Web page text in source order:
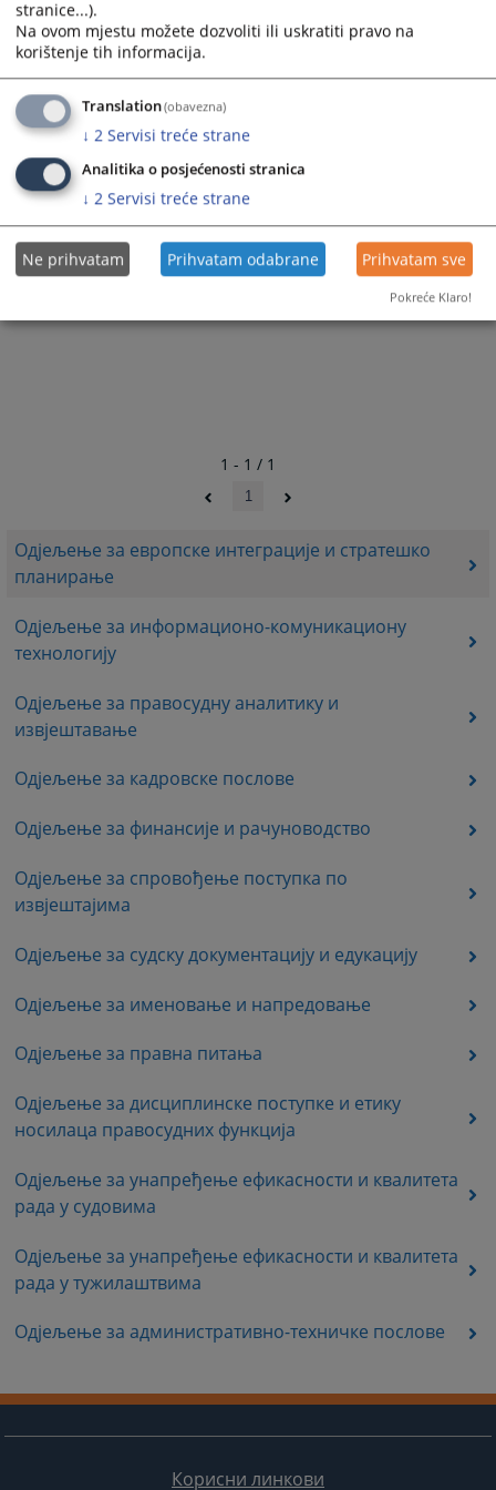
Одјељење за европске интеграције и стратешко
планирање
Одјељење за информационо-комуникациону
технологију
Одјељење за правосудну аналитику и
извјештавање
Одјељење за кадровске послове
Одјељење за финансије и рачуноводство
Одјељење за cпровођење поступка по
извјештајима
Одjељење за судску документацију и едукацију
Одјељење за именовање и напредовање
Одјељење за правна питања
Одјељење за дисциплинске поступке и етику
носилаца правосудних функција
Одјељење за унапређење ефикасности и квалитета
рада у судовима
Одјељење за унапређење ефикасности и квалитета
рада у тужилаштвима
Одјељење за административно-техничке послове
303
1 - 1 / 1
1
Корисни линкови
stranice...).
Na ovom mjestu možete dozvoliti ili uskratiti pravo na
korištenje tih informacija.
Translation(obavezna)
↓ 2 Servisi treće strane
Analitika o posjećenosti stranica
↓ 2 Servisi treće strane
Ne prihvatam Prihvatam odabrane Prihvatam sve
Pokreće Klaro!